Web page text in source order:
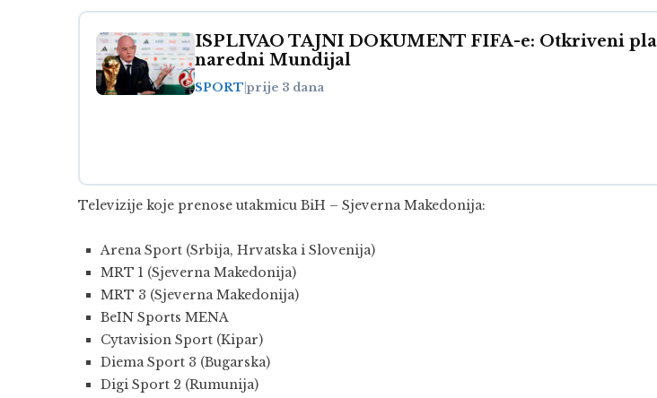
ISPLIVAO TAJNI DOKUMENT FIFA-e: Otkriveni
naredni Mundijal
SPORT prije 3 dana
Televizije koje prenose utakmicu BiH – Sjeverna Makedonija:
Arena Sport (Srbija, Hrvatska i Slovenija)
MRT 1 (Sjeverna Makedonija)
MRT 3 (Sjeverna Makedonija)
BeIN Sports MENA
Cytavision Sport (Kipar)
Diema Sport 3 (Bugarska)
Digi Sport 2 (Rumunija)